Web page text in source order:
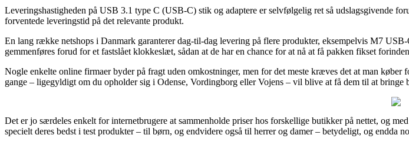
Leveringshastigheden på USB 3.1 type C (USB-C) stik og adaptere er selvfølgelig ret så udslagsgivende
forventede leveringstid på det relevante produkt.
En lang række netshops i Danmark garanterer dag-til-dag levering på flere produkter, eksempelvis M7
gemmenføres forud for et fastslået klokkeslæt, sådan at de har en chance for at nå at få pakken fikset
Nogle enkelte online firmaer byder på fragt uden omkostninger, men for det meste kræves det at man
gange – ligegyldigt om du opholder sig i Odense, Vordingborg eller Vojens – vil blive at få dem til at bringe
Det er jo særdeles enkelt for internetbrugere at sammenholde priser hos forskellige butikker på nettet, og
specielt deres bedst i test produkter – til børn, og endvidere også til herrer og damer – betydeligt, og endda